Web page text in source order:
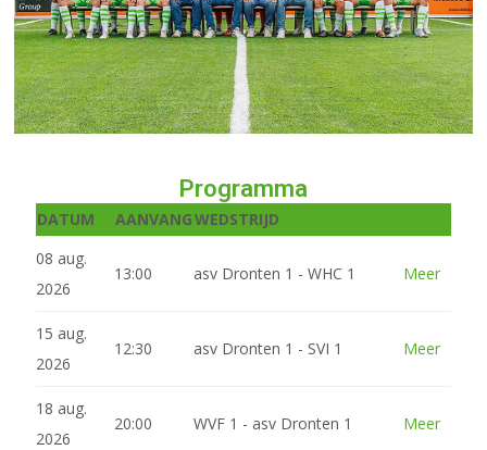
Programma
DATUM AANVANGWEDSTRIJD
08 aug.
2026
13:00 asv Dronten 1 - WHC 1 Meer
15 aug.
2026
12:30 asv Dronten 1 - SVI 1 Meer
18 aug.
2026
20:00 WVF 1 - asv Dronten 1 Meer